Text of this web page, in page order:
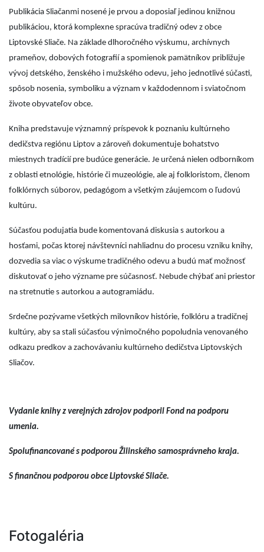
Publikácia Sliačanmi nosené je prvou a doposiaľ jedinou knižnou
publikáciou, ktorá komplexne spracúva tradičný odev z obce
Liptovské Sliače. Na základe dlhoročného výskumu, archívnych
prameňov, dobových fotografií a spomienok pamätníkov približuje
vývoj detského, ženského i mužského odevu, jeho jednotlivé súčasti,
spôsob nosenia, symboliku a význam v každodennom i sviatočnom
živote obyvateľov obce.
Kniha predstavuje významný príspevok k poznaniu kultúrneho
dedičstva regiónu Liptov a zároveň dokumentuje bohatstvo
miestnych tradícií pre budúce generácie. Je určená nielen odborníkom
z oblasti etnológie, histórie či muzeológie, ale aj folkloristom, členom
folklórnych súborov, pedagógom a všetkým záujemcom o ľudovú
kultúru.
Súčasťou podujatia bude komentovaná diskusia s autorkou a
hosťami, počas ktorej návštevníci nahliadnu do procesu vzniku knihy,
dozvedia sa viac o výskume tradičného odevu a budú mať možnosť
diskutovať o jeho význame pre súčasnosť. Nebude chýbať ani priestor
na stretnutie s autorkou a autogramiádu.
Srdečne pozývame všetkých milovníkov histórie, folklóru a tradičnej
kultúry, aby sa stali súčasťou výnimočného popoludnia venovaného
odkazu predkov a zachovávaniu kultúrneho dedičstva Liptovských
Sliačov.
Vydanie knihy z verejných zdrojov podporil Fond na podporu
umenia.
Spolufinancované s podporou Žilinského samosprávneho kraja.
S finančnou podporou obce Liptovské Sliače.
Fotogaléria